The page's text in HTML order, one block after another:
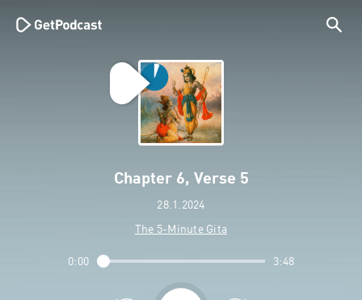
Chapter 6, Verse 5
28.1.2024
The 5-Minute Gita
0:00 3:48